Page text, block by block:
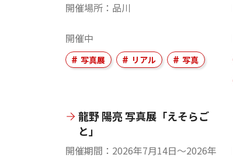
開催場所
品川
開催中
写真展 リアル 写真
龍野 陽亮 写真展「えそらご
と」
開催期間
2026年7月14日〜2026年